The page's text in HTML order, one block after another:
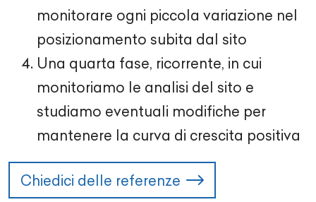
monitorare ogni piccola variazione nel
posizionamento subita dal sito
Una quarta fase, ricorrente, in cui
monitoriamo le analisi del sito e
studiamo eventuali modifiche per
mantenere la curva di crescita positiva
Chiedici delle referenze